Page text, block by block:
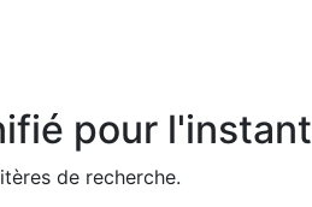
pour l'instant
de recherche.